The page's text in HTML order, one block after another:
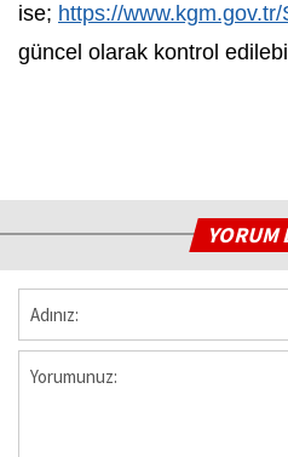
ise; https://
güncel olarak kontrol
YORUM